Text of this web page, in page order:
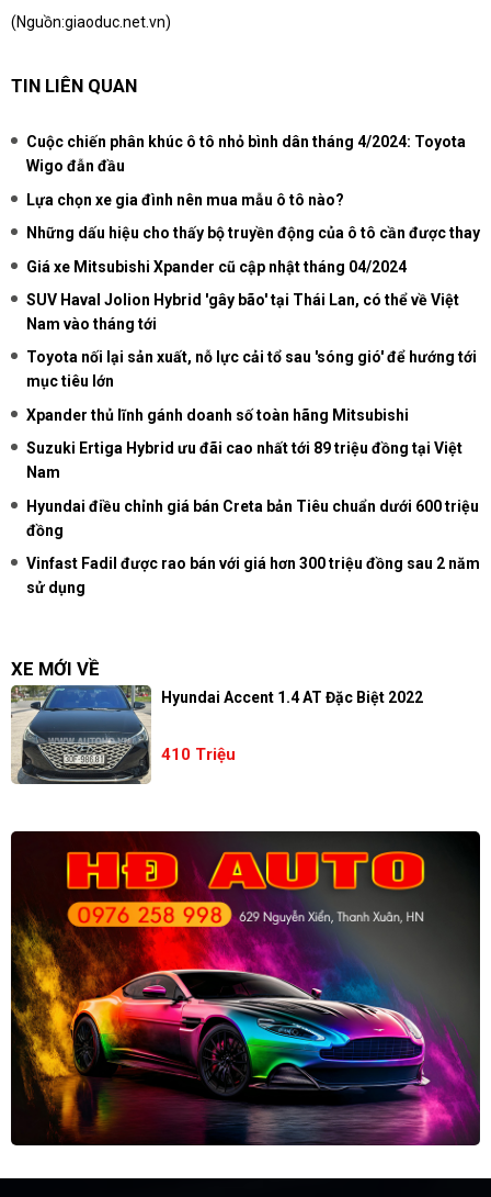
(Nguồn:giaoduc.net.vn)
TIN LIÊN QUAN
Cuộc chiến phân khúc ô tô nhỏ bình dân tháng 4/2024: Toyota
Wigo đẫn đầu
Lựa chọn xe gia đình nên mua mẫu ô tô nào?
Những dấu hiệu cho thấy bộ truyền động của ô tô cần được thay
Giá xe Mitsubishi Xpander cũ cập nhật tháng 04/2024
SUV Haval Jolion Hybrid 'gây bão' tại Thái Lan, có thể về Việt
Nam vào tháng tới
Toyota nối lại sản xuất, nỗ lực cải tổ sau 'sóng gió' để hướng tới
mục tiêu lớn
Xpander thủ lĩnh gánh doanh số toàn hãng Mitsubishi
Suzuki Ertiga Hybrid ưu đãi cao nhất tới 89 triệu đồng tại Việt
Nam
Hyundai điều chỉnh giá bán Creta bản Tiêu chuẩn dưới 600 triệu
đồng
Vinfast Fadil được rao bán với giá hơn 300 triệu đồng sau 2 năm
sử dụng
XE MỚI VỀ
Hyundai Accent 1.4 AT Đặc Biệt 2022
410 Triệu